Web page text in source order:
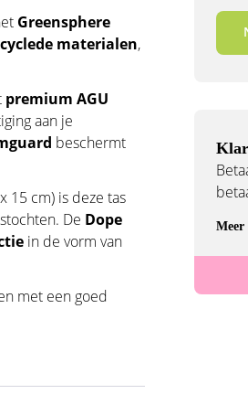
Greensphere
materialen,
premium AGU
aan je
beschermt
15 cm) is deze tas
De Dope
in de vorm van
met een goed